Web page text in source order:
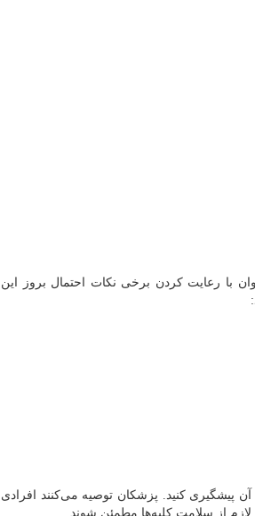
با رعایت کردن برخی نکات احتمال بروز این
پیشگیری کنید. پزشکان توصیه می‌کنند افرادی
لازم از سلامت کلیه‌ها مطمئن شوند.